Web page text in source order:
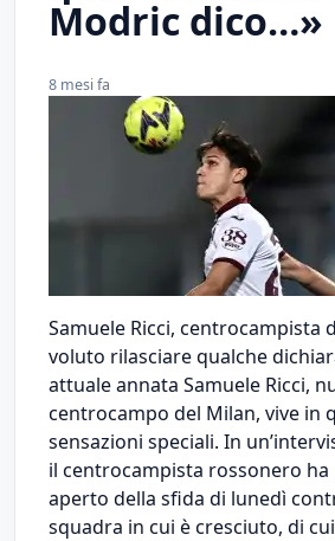
Modric dico…»
8 mesi fa
Samuele Ricci, centrocampista
voluto rilasciare qualche
attuale annata Samuele Ricci,
centrocampo del Milan, vive in
sensazioni speciali. In
il centrocampista rossonero
aperto della sfida di lunedì
squadra in cui è cresciuto, di